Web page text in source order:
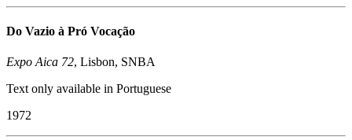
Do Vazio à Pró Vocação
Expo Aica 72, Lisbon, SNBA
Text only available in Portuguese
1972